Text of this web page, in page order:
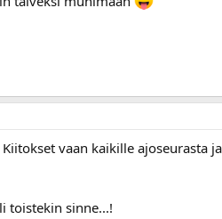
vaan kaikille ajoseurasta
toistekin sinne...!